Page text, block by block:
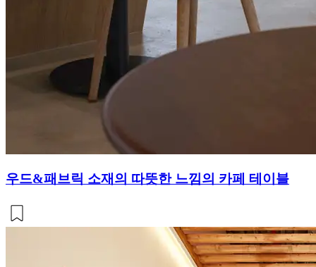
우드&패브릭 소재의 따뜻한 느낌의 카페 테이블